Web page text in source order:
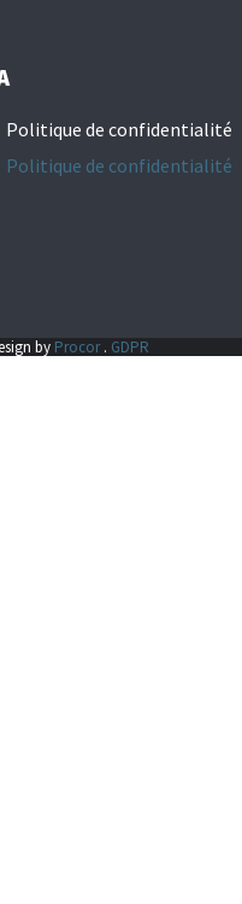
Politique de confidentialité
Politique de confidentialité
by Procor. GDPR